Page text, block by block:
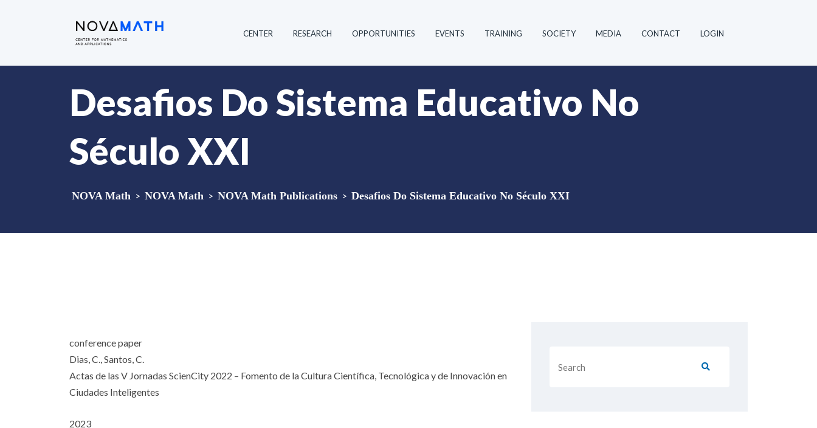
CENTER RESEARCH OPPORTUNITIES EVENTS TRAINING SOCIETY MEDIA CONTACT LOGIN
Desafios Do Sistema Educativo No
Século XXI
NOVA Math > NOVA Math > NOVA Math Publications > Desafios Do Sistema Educativo No Século XXI
conference paper
Dias, C., Santos, C.
Actas de las V Jornadas ScienCity 2022 – Fomento de la Cultura Científica, Tecnológica y de Innovación en
Ciudades Inteligentes
2023